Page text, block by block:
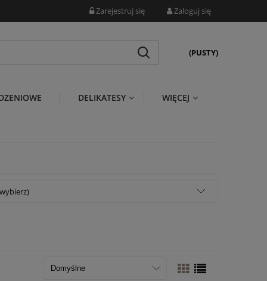
Zarejestruj się Zaloguj się
(PUSTY)
DELIKATESY WIĘCEJ